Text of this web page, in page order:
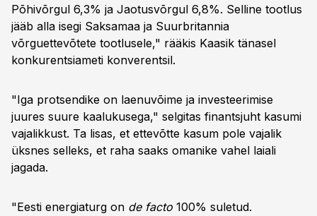
Põhivõrgul 6,3% ja Jaotusvõrgul 6,8%. Selline tootlus
jääb alla isegi Saksamaa ja Suurbritannia
võrguettevõtete tootlusele," rääkis Kaasik tänasel
konkurentsiameti konverentsil.
"Iga protsendike on laenuvõime ja investeerimise
juures suure kaalukusega," selgitas finantsjuht kasumi
vajalikkust. Ta lisas, et ettevõtte kasum pole vajalik
üksnes selleks, et raha saaks omanike vahel laiali
jagada.
"Eesti energiaturg on de facto 100% suletud.